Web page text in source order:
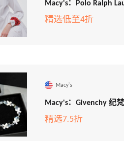
Macy's：Polo Ralph
精选低至4折
Macy's
Macy's：Givenchy 纪
精选7.5折